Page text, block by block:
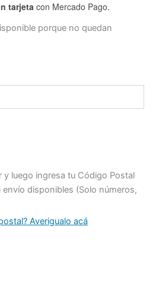
tarjeta con Mercado Pago.
porque no quedan
y luego ingresa tu Código Postal
disponibles (Solo números,
Averigualo acá